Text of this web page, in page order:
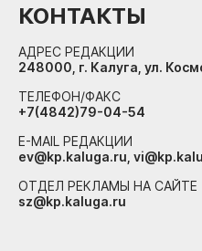
КОНТАКТЫ
АДРЕС РЕДАКЦИИ
248000, г. Калуга, ул.
ТЕЛЕФОН/ФАКС
+7(4842)79-04-54
E-MAIL РЕДАКЦИИ
ev@kp.kaluga.ru,
ОТДЕЛ РЕКЛАМЫ НА САЙТЕ
sz@kp.kaluga.ru